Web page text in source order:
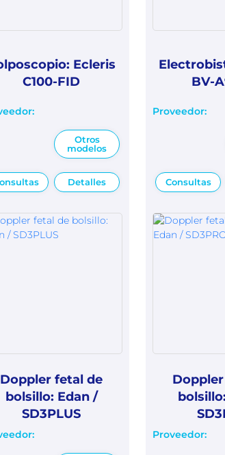
Ecleris
C100-FID
Otros
modelos
Detalles
BV-
Proveedor:
Consultas
Doppler fetal de
bolsillo: Edan /
SD3PLUS
Proveedor: